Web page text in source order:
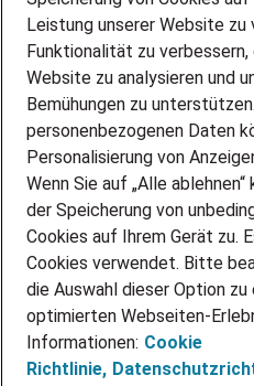
PARTNERSHIP WITH AIRBUS
INITIATIV BEWERBEN
ÜBER UNS
STANDORTE
BLOG
PRESSE
KONTAKT
@Adecco 2026
IMPRESSUM
DATENSCHUTZ
Leistung unserer Website zu
Funktionalität zu
Website zu analysieren und
Bemühungen zu
personenbezogenen Daten
Personalisierung von
Wenn Sie auf „Alle
der Speicherung von
Cookies auf Ihrem Gerät zu.
Cookies verwendet. Bitte
die Auswahl dieser Option zu
optimierten Webseiten-
Informationen: Cookie
Richtlinie,